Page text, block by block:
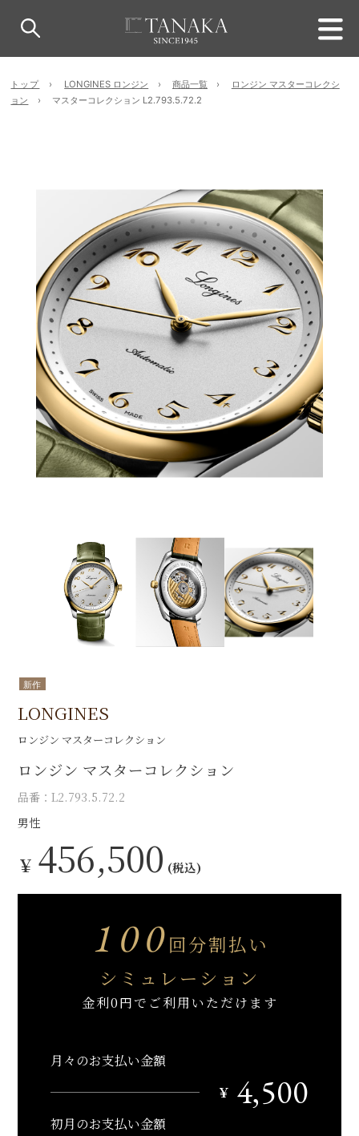
トップ LONGINES ロンジン 商品一覧
ロンジン マスターコレクシ
ョン
マスターコレクション L2.793.5.72.2
新作
LONGINES
ロンジン マスターコレクション
ロンジン マスターコレクション
品番：L2.793.5.72.2
男性
￥ 456,500 (税込)
100回分割払い
シミュレーション
金利0円でご利用いただけます
月々のお支払い金額
￥ 4,500
初月のお支払い金額